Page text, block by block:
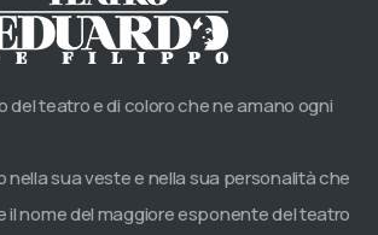
del teatro e di coloro che ne amano ogni
nella sua veste e nella sua personalità che
il nome del maggiore esponente del teatro